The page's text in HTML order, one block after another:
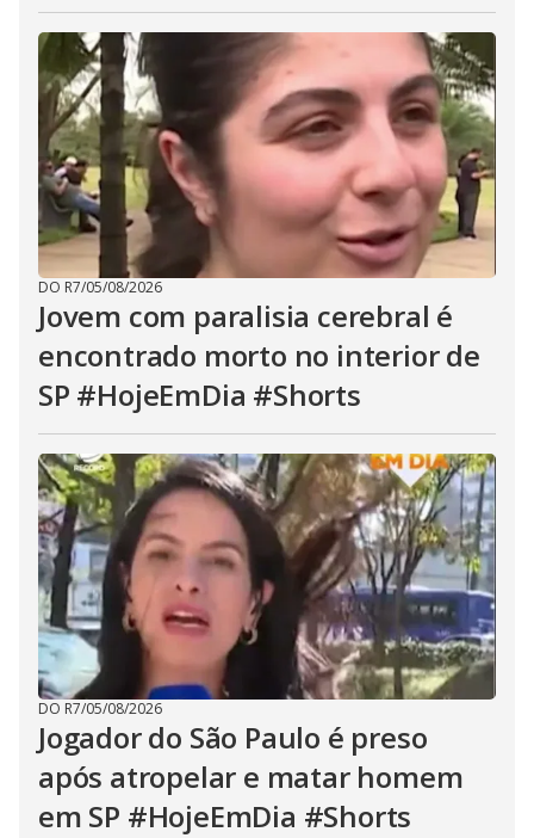
DO R7/05/08/2026
Jovem com paralisia cerebral é
encontrado morto no interior de
SP #HojeEmDia #Shorts
DO R7/05/08/2026
Jogador do São Paulo é preso
após atropelar e matar homem
em SP #HojeEmDia #Shorts